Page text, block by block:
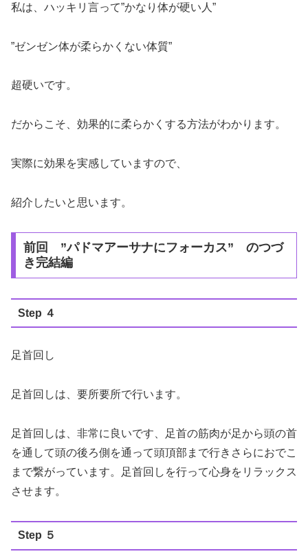
私は、ハッキリ言って”かなり体が硬い人”
”ゼンゼン体が柔らかくない体質”
超硬いです。
だからこそ、効果的に柔らかくする方法がわかります。
実際に効果を実感していますので、
紹介したいと思います。
前回 ”パドマアーサナにフォーカス” のつづ
き完結編
Step ４
足首回し
足首回しは、要所要所で行います。
足首回しは、非常に良いです、足首の筋肉が足から頭の首
を通して頭の後ろ側を通って頭頂部まで行きさらにおでこ
まで繋がっています。足首回しを行って心身をリラックス
させます。
Step ５